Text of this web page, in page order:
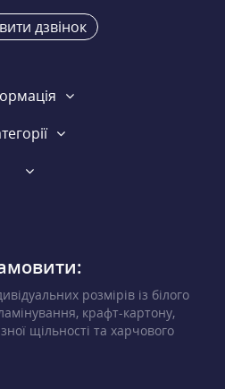
дзвінок
розмірів із білого
крафт-картону,
щільності та харчового